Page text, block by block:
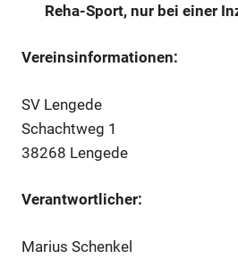
Reha-Sport, nur bei einer
Vereinsinformationen:
SV Lengede
Schachtweg 1
38268 Lengede
Verantwortlicher:
Marius Schenkel